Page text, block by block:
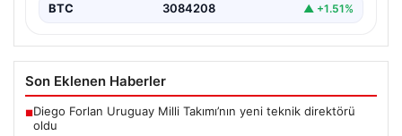
BTC 3084208 ▲ +1.51%
Son Eklenen Haberler
■Diego Forlan Uruguay Milli Takımı’nın yeni teknik direktörü
oldu